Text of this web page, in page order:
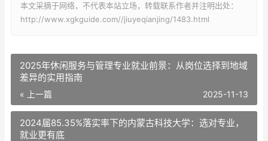
本文采摘于网络，不代表本站立场，转载联系作者并注明出处：
http://www.xgkguide.com//jiuyeqianjing/1483.html
2025年休闲服务与管理专业就业前景：从岗位选择到地域
差异的实用指南
« 上一篇 2025-11-13
2024届85.35%落实率下的内蒙古科技大学：选对专业，
就业更有底